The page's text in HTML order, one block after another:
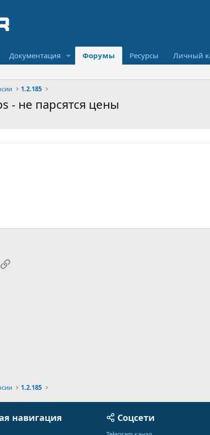
Документация Форумы Ресурсы Личный
1.2.185
- не парсятся цены
почта
Ссылка
1.2.185
навигация Соцсети